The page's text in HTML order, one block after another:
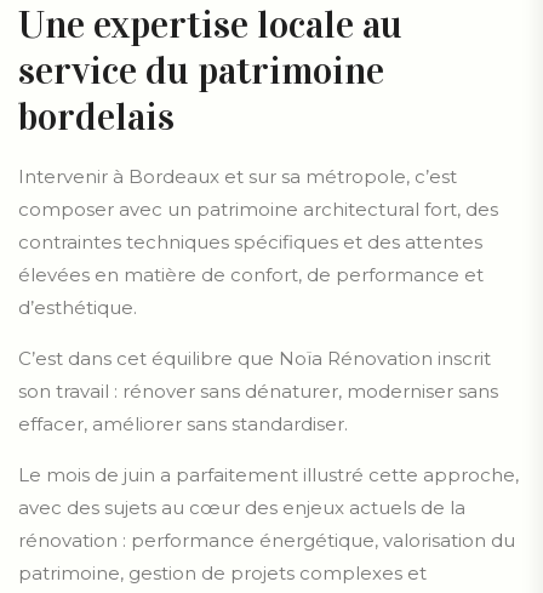
Une expertise locale au
service du patrimoine
bordelais
Intervenir à Bordeaux et sur sa métropole, c’est
composer avec un patrimoine architectural fort, des
contraintes techniques spécifiques et des attentes
élevées en matière de confort, de performance et
d’esthétique.
C’est dans cet équilibre que Noïa Rénovation inscrit
son travail : rénover sans dénaturer, moderniser sans
effacer, améliorer sans standardiser.
Le mois de juin a parfaitement illustré cette approche,
avec des sujets au cœur des enjeux actuels de la
rénovation : performance énergétique, valorisation du
patrimoine, gestion de projets complexes et